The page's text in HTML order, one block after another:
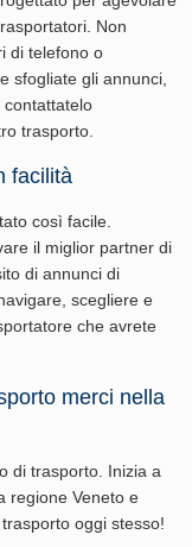
Non
di telefono o
sfogliate gli annunci,
trasporto.
facilità
così facile.
il miglior partner di
di annunci di
scegliere e
che avrete
merci nella
di trasporto. Inizia a
regione Veneto e
oggi stesso!